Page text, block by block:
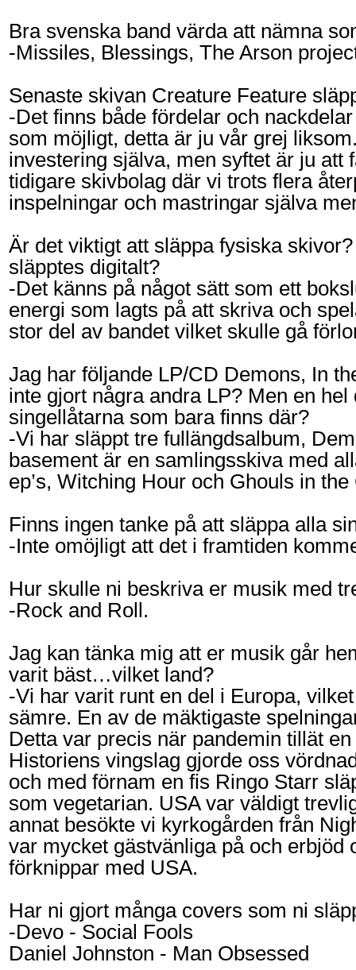
Bra svenska band värda att nämna
-Missiles, Blessings, The Arson
Senaste skivan Creature Feature
-Det finns både fördelar och
som möjligt, detta är ju vår grej
investering själva, men syftet är ju att
tidigare skivbolag där vi trots flera
inspelningar och mastringar själva
Är det viktigt att släppa fysiska
släpptes digitalt?
-Det känns på något sätt som ett
energi som lagts på att skriva och
stor del av bandet vilket skulle gå
Jag har följande LP/CD Demons, In
inte gjort några andra LP? Men en
singellåtarna som bara finns där?
-Vi har släppt tre fullängdsalbum,
basement är en samlingsskiva med
ep’s, Witching Hour och Ghouls in
Finns ingen tanke på att släppa alla
-Inte omöjligt att det i framtiden
Hur skulle ni beskriva er musik med
-Rock and Roll.
Jag kan tänka mig att er musik går
varit bäst…vilket land?
-Vi har varit runt en del i Europa,
sämre. En av de mäktigaste
Detta var precis när pandemin tillät
Historiens vingslag gjorde oss
och med förnam en fis Ringo Starr
som vegetarian. USA var väldigt
annat besökte vi kyrkogården från
var mycket gästvänliga på och erbjöd
förknippar med USA.
Har ni gjort många covers som ni
-Devo - Social Fools
Daniel Johnston - Man Obsessed